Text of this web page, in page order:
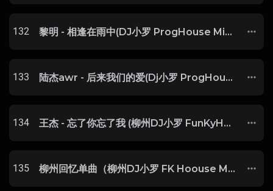
132 黎明 - 相逢在雨中(DJ小罗 ProgHouse Mix 粤语男)
133 陆杰awr - 后来我们的爱(Dj小罗 ProgHouse Mix国语男)-SSSSDJ整理♪♫
134 王杰 - 忘了你忘了我 (柳州DJ小罗 FunKyHouse Mix)
135 柳州回忆单曲（柳州DJ小罗 FK Hoouse Mix）